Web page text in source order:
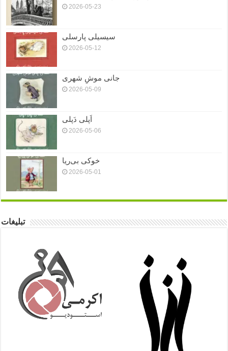
2026-05-23
سیسیلی پارسلی
2026-05-12
جانی موشِ شهری
2026-05-09
اَپلی دَپلی
2026-05-06
خوکی بی‌ریا
2026-05-01
تبلیغات